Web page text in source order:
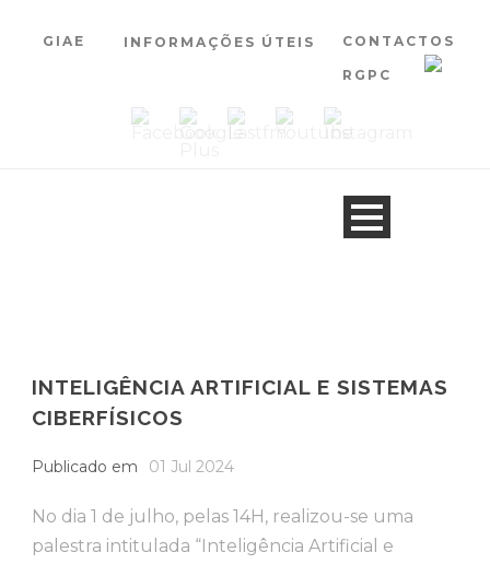
GIAE INFORMAÇÕES ÚTEIS CONTACTOS
RGPC
INTELIGÊNCIA ARTIFICIAL E SISTEMAS
CIBERFÍSICOS
Publicado em 01 Jul 2024
No dia 1 de julho, pelas 14H, realizou-se uma
palestra intitulada “Inteligência Artificial e